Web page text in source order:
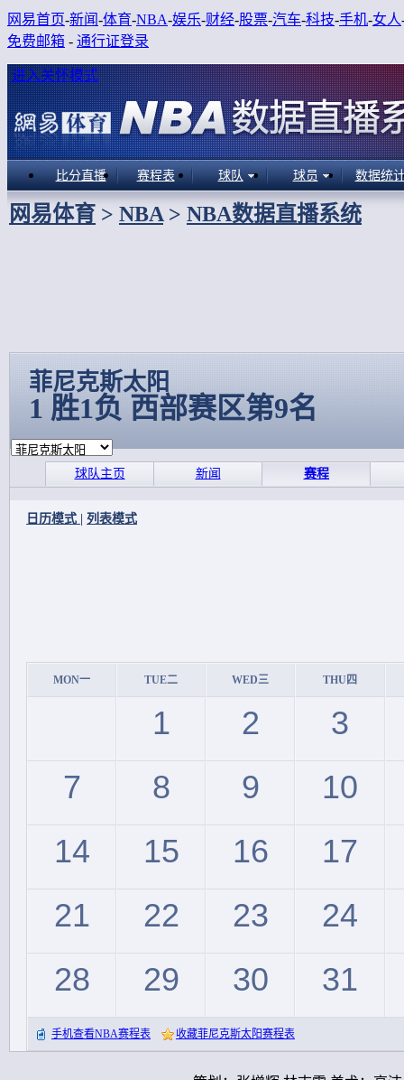
网易首页-新闻-体育-NBA-娱乐-财经-股票-汽车-科技-手机-女人
免费邮箱 - 通行证登录
进入关怀模式
比分直播 赛程表 球队 球员 数据统
网易体育 > NBA > NBA数据直播系统
菲尼克斯太阳
1 胜1负 西部赛区第9名
球队主页 新闻 赛程
日历模式 列表模式
MON一 TUE二 WED三 THU四
1 2
3
7
8 9
10
14
15 16
17
21
22 23
24
28
29 30 31
手机查看NBA赛程表 收藏菲尼克斯太阳赛程表